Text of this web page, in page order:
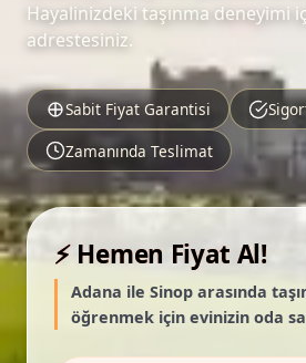
Hayalinizdeki taşınma deneyimi
adrestesiniz.
Sabit Fiyat Garantisi
Zamanında Teslimat
⚡ Hemen Fiyat Al!
Adana ile Sinop arasında
öğrenmek için evinizin oda